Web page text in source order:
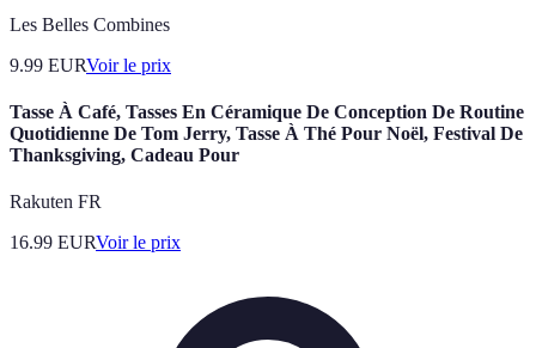
Les Belles Combines
9.99 EURVoir le prix
Tasse À Café, Tasses En Céramique De Conception De Routine
Quotidienne De Tom Jerry, Tasse À Thé Pour Noël, Festival De
Thanksgiving, Cadeau Pour
Rakuten FR
16.99 EURVoir le prix